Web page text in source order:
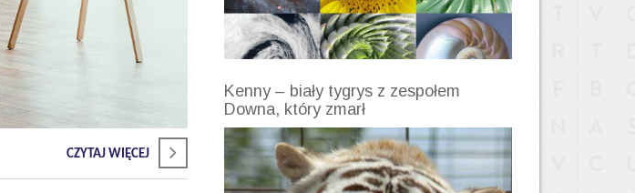
CZYTAJ WIĘCEJ
Kenny – biały tygrys z zespołem
Downa, który zmarł